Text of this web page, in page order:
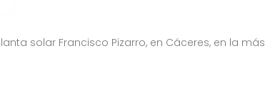
solar Francisco Pizarro, en Cáceres, en la